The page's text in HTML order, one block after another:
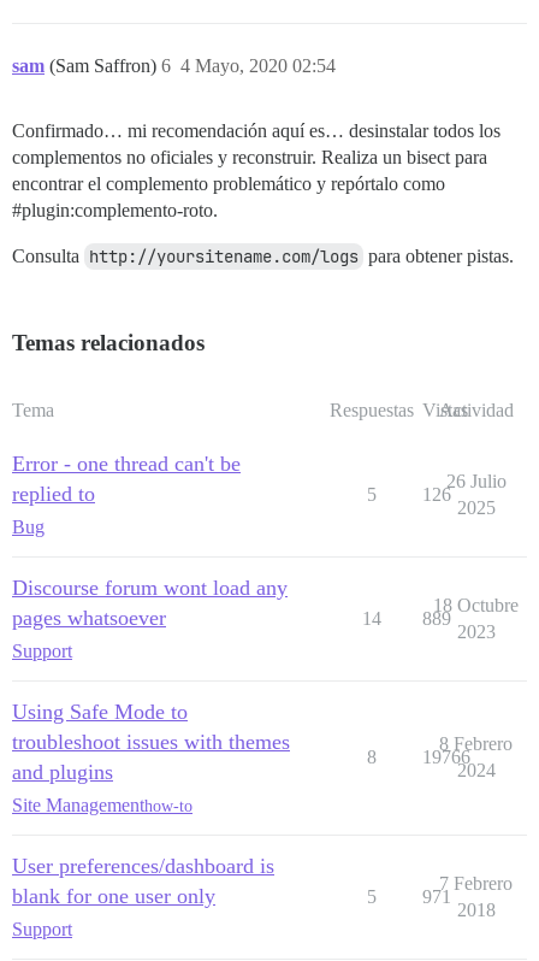
sam (Sam Saffron) 4 Mayo, 2020 02:54
6
Confirmado… mi recomendación aquí es… desinstalar todos los
complementos no oficiales y reconstruir. Realiza un bisect para
encontrar el complemento problemático y repórtalo como
#plugin:complemento-roto.
Consulta http://yoursitename.com/logs para obtener pistas.
Temas relacionados
Tema Respuestas Vistas
Actividad
Error - one thread can't be
replied to
Bug
5 126
26 Julio
2025
Discourse forum wont load any
pages whatsoever
Support
14 889
18 Octubre
2023
Using Safe Mode to
troubleshoot issues with themes
and plugins
Site Managementhow-to
8 19766
8 Febrero
2024
User preferences/dashboard is
blank for one user only
Support
5 971
7 Febrero
2018